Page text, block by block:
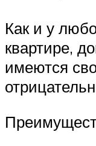
Как и у
квартире,
имеются